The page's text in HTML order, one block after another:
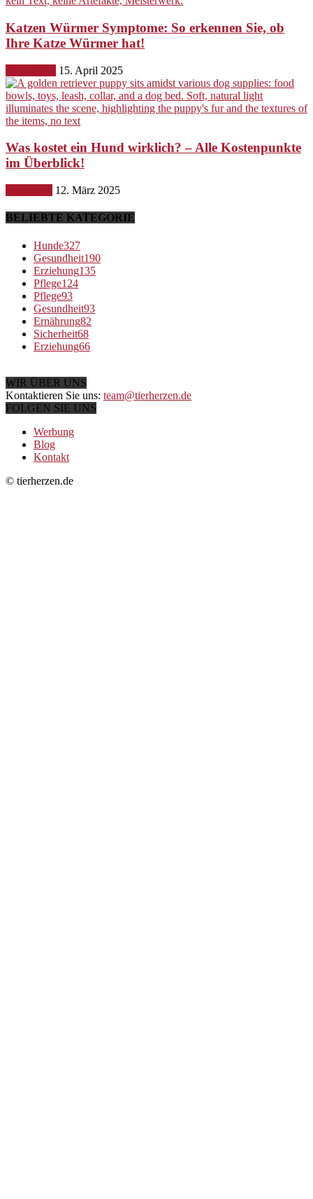
Katzen Würmer Symptome: So erkennen Sie, ob
Ihre Katze Würmer hat!
15. April 2025
Was kostet ein Hund wirklich? – Alle Kostenpunkte
im Überblick!
12. März 2025
BELIEBTE KATEGORIE
Hunde327
Gesundheit190
Erziehung135
Pflege124
Pflege93
Gesundheit93
Ernährung82
Sicherheit68
Erziehung66
WIR ÜBER UNS
Kontaktieren Sie uns: team@tierherzen.de
FOLGEN SIE UNS
Werbung
Blog
Kontakt
© tierherzen.de